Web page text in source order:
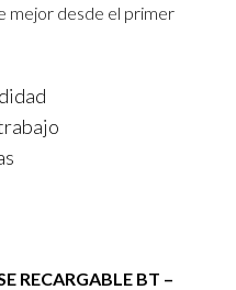
mejor desde el primer
RECARGABLE BT –